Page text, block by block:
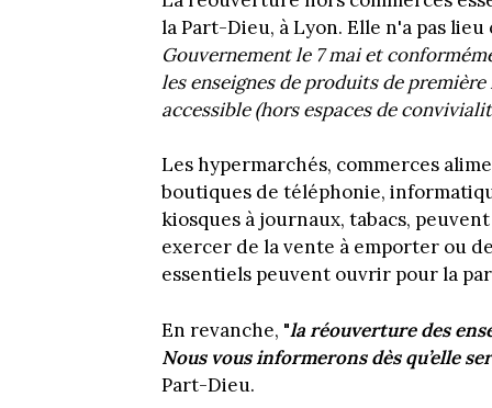
la Part-Dieu, à Lyon. Elle n'a pas lieu
Gouvernement le 7 mai et
les enseignes de produits de
accessible (hors espaces de
Les hypermarchés, commerces
boutiques de téléphonie,
kiosques à journaux, tabacs,
exercer de la vente à emporter ou
essentiels peuvent ouvrir pour la
En revanche, "la réouverture des
Nous vous informerons dès qu’elle
Part-Dieu.